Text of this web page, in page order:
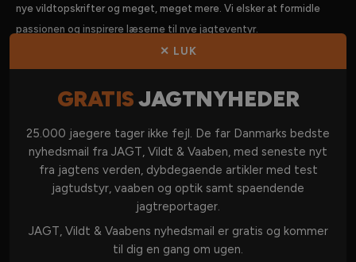
nye vildtopskrifter og meget, meget mere. Vi elsker at formidle
passionen og inspirere læserne til nye jagteventyr.
Tilmeld nyhedsbrev
Abonnementer
Annoncering
Abonnementsbetingelser
✕ LUK
GRATISJAGTNYHEDER
25.000 jaegere tager ikke fejl. De far Danmarks bedste
nyhedsmail fra JAGT, Vildt & Vaaben, med seneste nyt
fra jagtens verden, dybdegaende artikler med test
jagtudstyr, vaaben og optik samt spaendende
jagtreportager.
JAGT, Vildt & Vaabens nyhedsmail er gratis og kommer
til dig en gang om ugen.